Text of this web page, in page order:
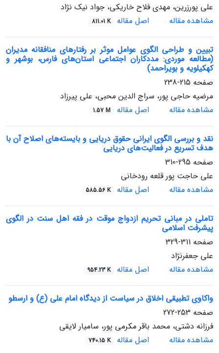
علی پورزرین، مهدی فلاح خاریکی، جواد نیک نژاد
مشاهده مقاله
اصل مقاله 811.01 K
تبیین و طراحی الگوی عوامل موثر بر رفتارهای منافقانه مدیران
(مطالعه موردی: مددکاران اجتماعی استان‌های فارس، بوشهر و
کهکیلویه و بویراحمد)
صفحه 215-238
مرضیه حاجی پور، سراج الدین محبی، علی پیرزاد
مشاهده مقاله
اصل مقاله 1.57 M
نقد و بررسی الگوی ایرانی حقوق دریایی و بایسته‌های اصلاح آن با
هدف تسریع در فعالیت‌های دریایی
صفحه 295-310
علی حاجت پور قلعه رودخانی
مشاهده مقاله
اصل مقاله 585.56 K
تاملی در مبانی تحریم ازدواج موقت در فقه اهل سنت در الگوی
پیشرفت اسلامی
صفحه 311-329
علی جعفرنژاد
مشاهده مقاله
اصل مقاله 954.23 K
واکاوی تطبیقی اخلاق در سیاست از دیدگاه امام علی (ع) و ارسطو
صفحه 253-272
فرزانه دشتی، محمد باقر مکرمی پور، سامیار لایقی
مشاهده مقاله
اصل مقاله 740.15 K